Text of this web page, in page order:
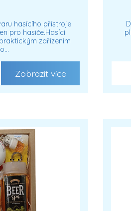
hasícího přístroje
pro hasiče.Hasící
zařízením
Zobrazit více